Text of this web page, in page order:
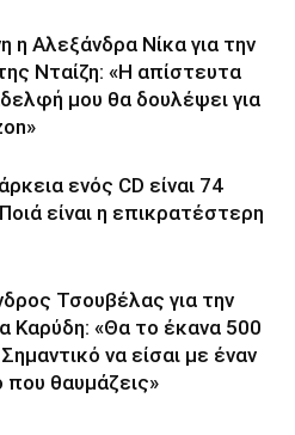
η Αλεξάνδρα Νίκα για την
Νταίζη: «Η απίστευτα
μου θα δουλέψει για
ενός CD είναι 74
είναι η επικρατέστερη
Τσουβέλας για την
Καρύδη: «Θα το έκανα 500
να είσαι με έναν
θαυμάζεις»